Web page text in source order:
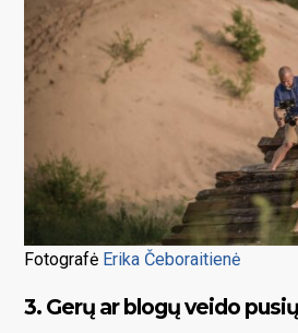
Fotografė Erika Čeboraitienė
3. Gerų ar blogų veido